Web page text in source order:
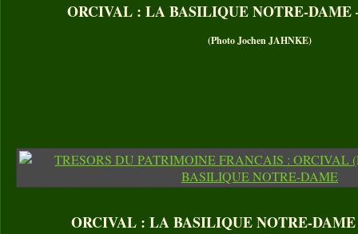
ORCIVAL : LA BASILIQUE NOTRE-DAME
(Photo Jochen JAHNKE)
ORCIVAL : LA BASILIQUE NOTRE-DAME